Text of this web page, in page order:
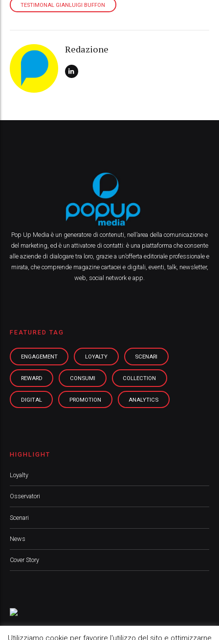
TESTIMONAL GIANLUIGI BUFFON
Redazione
Pop Up Media è un generatore di contenuti, nell’area della comunicazione e
del marketing, ed è un attivatore di contatti: è una piattaforma che consente
alle aziende di dialogare tra loro, grazie a un’offerta editoriale professionale e
mirata, che comprende magazine cartacei e digitali, eventi, talk, newsletter,
web, social network e app.
FEATURED TAG
ENGAGEMENT LOYALTY SCENARI
REWARD CONSUMI COLLECTION
DIGITAL PROMOTION ANALYTICS
HIGHLIGHT
Loyalty
Osservatori
Scenari
News
Cover Story